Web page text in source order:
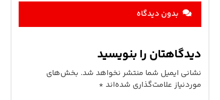
بدون دیدگاه
دیدگاهتان را بنویسید
نشانی ایمیل شما منتشر نخواهد شد. بخش‌های
موردنیاز علامت‌گذاری شده‌اند *